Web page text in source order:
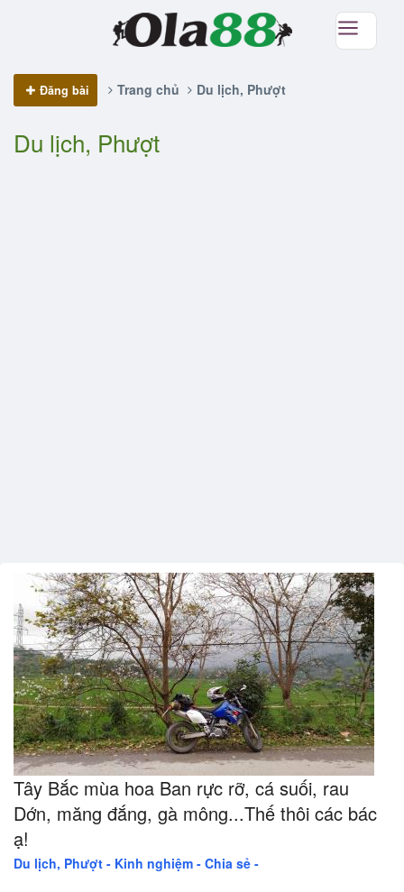
Đăng bài Trang chủ Du lịch, Phượt
Du lịch, Phượt
Tây Bắc mùa hoa Ban rực rỡ, cá suối, rau
Dớn, măng đắng, gà mông...Thế thôi các bác
ạ!
Du lịch, Phượt - Kinh nghiệm - Chia sẻ -